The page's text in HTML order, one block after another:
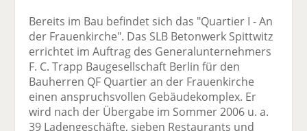
Bereits im Bau befindet sich das "Quartier I - An
der Frauenkirche". Das SLB Betonwerk Spittwitz
errichtet im Auftrag des Generalunternehmers
F. C. Trapp Baugesellschaft Berlin für den
Bauherren QF Quartier an der Frauenkirche
einen anspruchsvollen Gebäudekomplex. Er
wird nach der Übergabe im Sommer 2006 u. a.
39 Ladengeschäfte, sieben Restaurants und